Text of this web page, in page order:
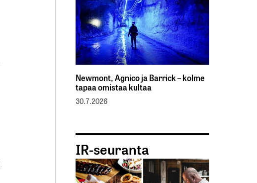
Newmont, Agnico ja Barrick – kolme
tapaa omistaa kultaa
30.7.2026
IR-seuranta